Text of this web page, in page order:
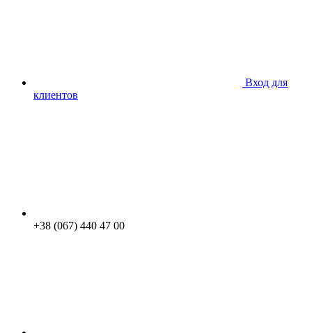
Вход для
клиентов
+38 (067) 440 47 00